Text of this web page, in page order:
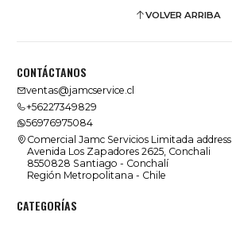
VOLVER ARRIBA
CONTÁCTANOS
ventas@jamcservice.cl
+56227349829
56976975084
Comercial Jamc Servicios Limitada address
Avenida Los Zapadores 2625, Conchali
8550828 Santiago - Conchalí
Región Metropolitana - Chile
CATEGORÍAS